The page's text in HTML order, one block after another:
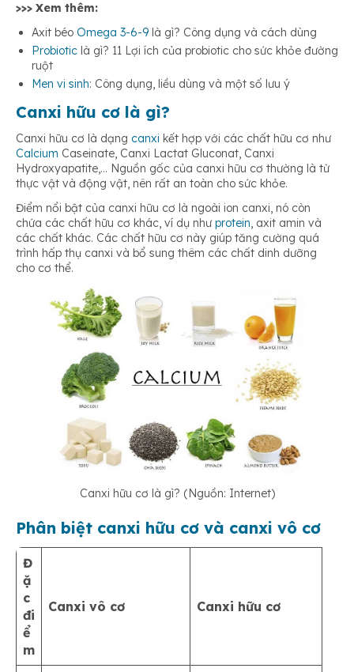
>>> Xem thêm:
Axit béo Omega 3-6-9 là gì? Công dụng và cách dùng
Probiotic là gì? 11 Lợi ích của probiotic cho sức khỏe đường
ruột
Men vi sinh: Công dụng, liều dùng và một số lưu ý
Canxi hữu cơ là gì?
Canxi hữu cơ là dạng canxi kết hợp với các chất hữu cơ như
Calcium Caseinate, Canxi Lactat Gluconat, Canxi
Hydroxyapatite,… Nguồn gốc của canxi hữu cơ thường là từ
thực vật và động vật, nên rất an toàn cho sức khỏe.
Điểm nổi bật của canxi hữu cơ là ngoài ion canxi, nó còn
chứa các chất hữu cơ khác, ví dụ nhưprotein, axit amin và
các chất khác. Các chất hữu cơ này giúp tăng cường quá
trình hấp thụ canxi và bổ sung thêm các chất dinh dưỡng
cho cơ thể.
Canxi hữu cơ là gì? (Nguồn: Internet)
Phân biệt canxi hữu cơ và canxi vô cơ
Đ
ặ
c
đi
ể
m
Canxi vô cơ Canxi hữu cơ